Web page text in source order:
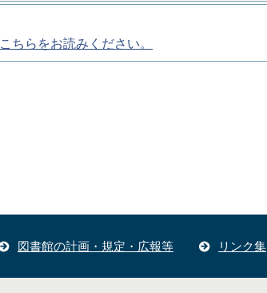
こちらをお読みください。
図書館の計画・規定・広報等 リンク集